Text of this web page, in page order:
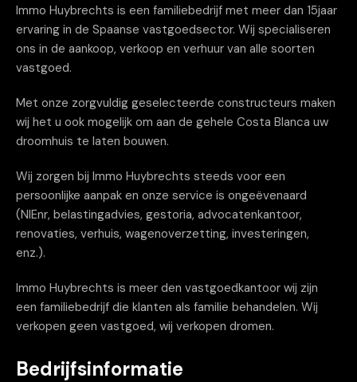
Immo Huybrechts is een familiebedrijf met meer dan 15jaar
ervaring in de Spaanse vastgoedsector. Wij specialiseren
ons in de aankoop, verkoop en verhuur van alle soorten
vastgoed.
Met onze zorgvuldig geselecteerde constructeurs maken
wij het u ook mogelijk om aan de gehele Costa Blanca uw
droomhuis te laten bouwen.
Wij zorgen bij Immo Huybrechts steeds voor een
persoonlijke aanpak en onze service is ongeëvenaard
(NIEnr, belastingadvies, gestoria, advocatenkantoor,
renovaties, verhuis, wagenoverzetting, investeringen,
enz.).
Immo Huybrechts is meer den vastgoedkantoor wij zijn
een familiebedrijf die klanten als familie behandelen. Wij
verkopen geen vastgoed, wij verkopen dromen.
Bedrijfsinformatie